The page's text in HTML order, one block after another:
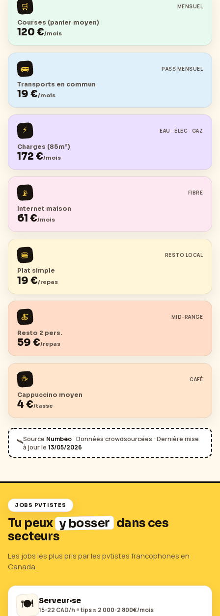
🛒 MENSUEL
Courses (panier moyen)
120 €/mois
🚌 PASS MENSUEL
Transports en commun
19 €/mois
⚡ EAU · ÉLEC · GAZ
Charges (85m²)
172 €/mois
📡 FIBRE
Internet maison
61 €/mois
🍔 RESTO LOCAL
Plat simple
19 €/repas
🍝 MID-RANGE
Resto 2 pers.
59 €/repas
☕ CAFÉ
Cappuccino moyen
4 €/tasse
🛰️Source Numbeo· Données crowdsourcées · Dernière mise
à jour le 13/05/2026
JOBS PVTISTES
Tu peux y bosser dans ces
secteurs
Les jobs les plus pris par les pvtistes francophones en
Canada.
🍽️ Serveur·se
15-22 CAD/h + tips ≈ 2 000-2 800€/mois